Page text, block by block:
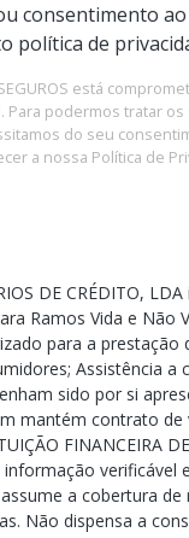
consentimento
política de
está
Para podermos tratar
do seu
a nossa Política de
DE CRÉDITO,
Ramos Vida e Não
para a prestação
Assistência a
sido por si
mantém contrato de
FINANCEIRA
informação verificável
a cobertura
Não dispensa a